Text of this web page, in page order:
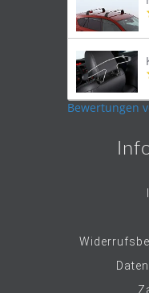
Bewertungen